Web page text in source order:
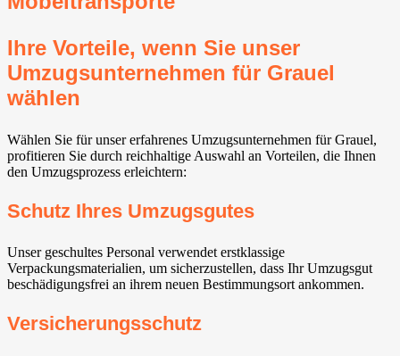
Ihre Vorteile, wenn Sie unser
Umzugsunternehmen für Grauel
wählen
Wählen Sie für unser erfahrenes Umzugsunternehmen für Grauel,
profitieren Sie durch reichhaltige Auswahl an Vorteilen, die Ihnen
den Umzugsprozess erleichtern:
Schutz Ihres Umzugsgutes
Unser geschultes Personal verwendet erstklassige
Verpackungsmaterialien, um sicherzustellen, dass Ihr Umzugsgut
beschädigungsfrei an ihrem neuen Bestimmungsort ankommen.
Versicherungsschutz